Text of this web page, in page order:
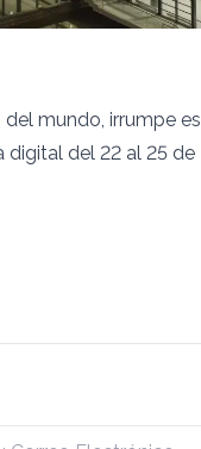
mundo, irrumpe
digital del 22 al 25 de